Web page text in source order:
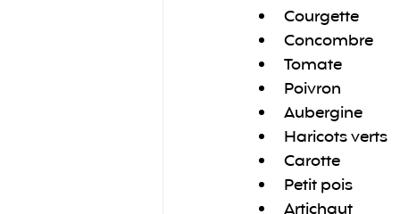
Courgette
Concombre
Tomate
Poivron
Aubergine
Haricots verts
Carotte
Petit pois